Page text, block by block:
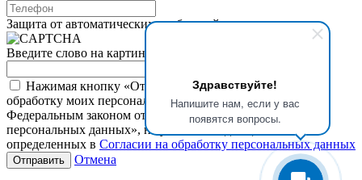
Здравствуйте!
Напишите нам, если у вас
появятся вопросы.
Защита от автоматических сообщений
Введите слово на картинке
Нажимая кнопку «Отправить», я даю свое согласие на
обработку моих персональных данных, в соответствии с
Федеральным законом от 27.07.2006 года №152-ФЗ «О
персональных данных», на условиях и для целей,
определенных в Согласии на обработку персональных данных
Отмена